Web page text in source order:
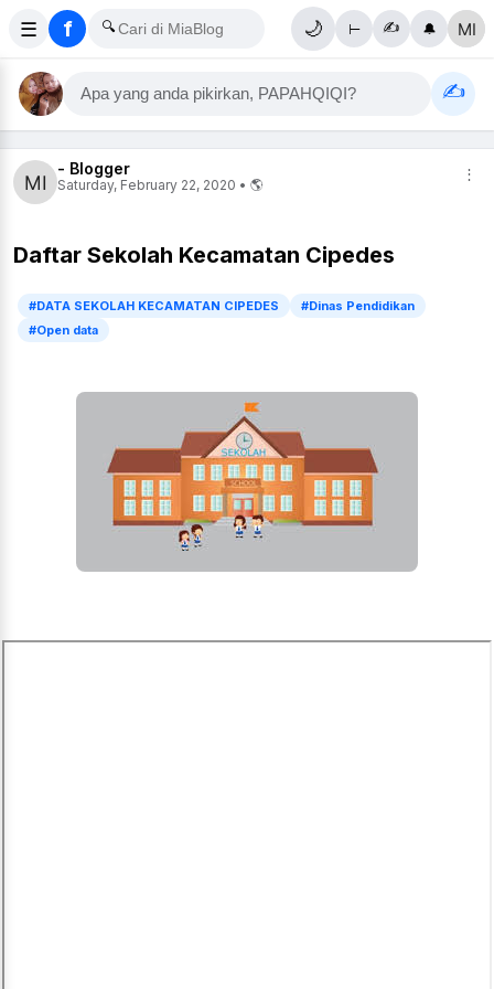
☰ f 🔍 🌙 ⊢ ✍ 🔔
Apa yang anda pikirkan, PAPAHQIQI? ✍
- Blogger
Saturday, February 22, 2020 • 🌎
⋮
Daftar Sekolah Kecamatan Cipedes
#DATA SEKOLAH KECAMATAN CIPEDES
#Dinas Pendidikan
#Open data